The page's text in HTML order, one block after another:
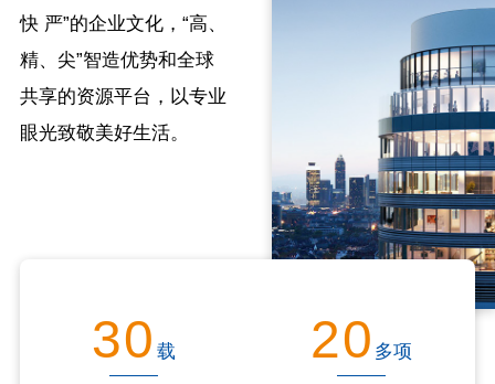
快 严”的企业文化，“高、
精、尖”智造优势和全球
共享的资源平台，以专业
眼光致敬美好生活。
30 载 20 多项